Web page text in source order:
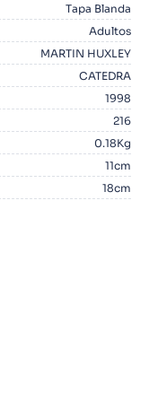
Tapa Blanda
Adultos
MARTIN HUXLEY
CATEDRA
1998
216
0.18Kg
11cm
18cm